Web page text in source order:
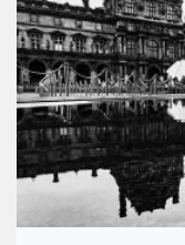
Précédent